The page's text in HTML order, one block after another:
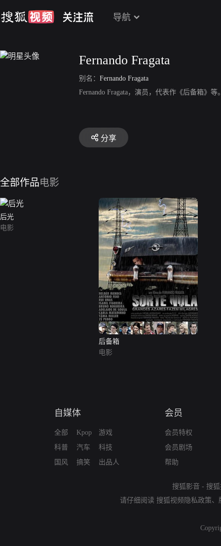
导航
Fernando Fragata
别名： Fernando Fragata
Fernando Fragata，演员，代表作《后备箱》等
分享
全部作品电影
后光
电影
后备箱
电影
自媒体
全部
科普
国风
Kpop
汽车
搞笑
游戏
科技
出品人
会员
会员特权
会员剧场
帮助
搜狐影音 - 搜
请仔细阅读 搜狐视频隐私政策、